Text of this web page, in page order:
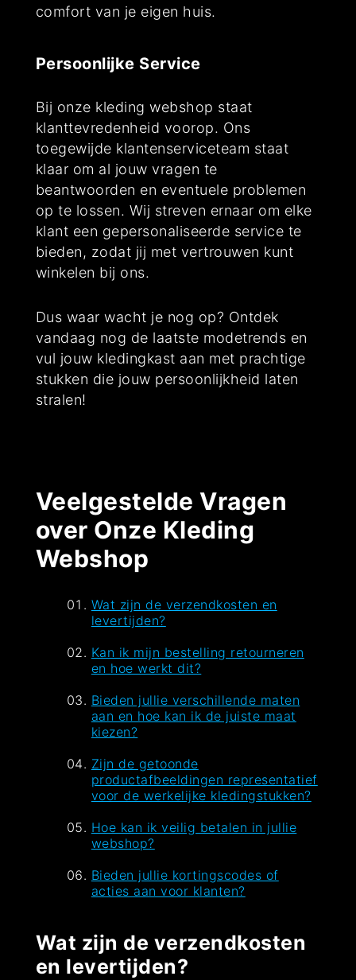
comfort van je eigen huis.
Persoonlijke Service
Bij onze kleding webshop staat
klanttevredenheid voorop. Ons
toegewijde klantenserviceteam staat
klaar om al jouw vragen te
beantwoorden en eventuele problemen
op te lossen. Wij streven ernaar om elke
klant een gepersonaliseerde service te
bieden, zodat jij met vertrouwen kunt
winkelen bij ons.
Dus waar wacht je nog op? Ontdek
vandaag nog de laatste modetrends en
vul jouw kledingkast aan met prachtige
stukken die jouw persoonlijkheid laten
stralen!
Veelgestelde Vragen
over Onze Kleding
Webshop
Wat zijn de verzendkosten en
levertijden?
Kan ik mijn bestelling retourneren
en hoe werkt dit?
Bieden jullie verschillende maten
aan en hoe kan ik de juiste maat
kiezen?
Zijn de getoonde
productafbeeldingen representatief
voor de werkelijke kledingstukken?
Hoe kan ik veilig betalen in jullie
webshop?
Bieden jullie kortingscodes of
acties aan voor klanten?
Wat zijn de verzendkosten
en levertijden?